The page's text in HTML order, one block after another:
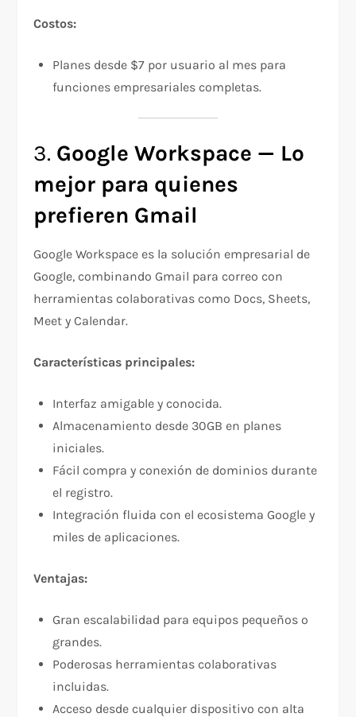
Costos:
Planes desde $7 por usuario al mes para
funciones empresariales completas.
3. Google Workspace — Lo
mejor para quienes
prefieren Gmail
Google Workspace es la solución empresarial de
Google, combinando Gmail para correo con
herramientas colaborativas como Docs, Sheets,
Meet y Calendar.
Características principales:
Interfaz amigable y conocida.
Almacenamiento desde 30GB en planes
iniciales.
Fácil compra y conexión de dominios durante
el registro.
Integración fluida con el ecosistema Google y
miles de aplicaciones.
Ventajas:
Gran escalabilidad para equipos pequeños o
grandes.
Poderosas herramientas colaborativas
incluidas.
Acceso desde cualquier dispositivo con alta